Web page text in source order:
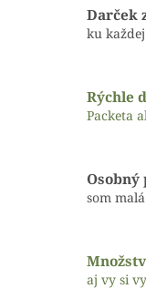
Darček
ku
Rýchle
Packeta
som
aj vy si